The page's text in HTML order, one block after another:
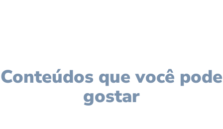
Conteúdos que você pode
gostar